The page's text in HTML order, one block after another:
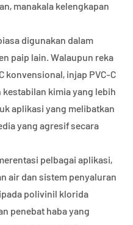
manakala kelengkapan
digunakan dalam
paip lain. Walaupun reka
konvensional, injap PVC-C
kimia yang lebih
aplikasi yang melibatkan
yang agresif secara
pelbagai aplikasi,
air dan sistem penyaluran
polivinil klorida
penebat haba yang